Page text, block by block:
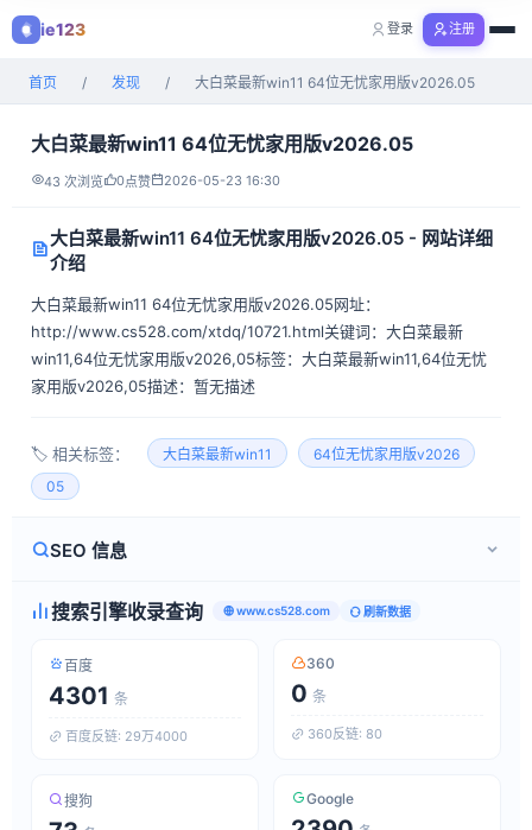
ie123
全部分类
登录 注册
首页 / 发现 / 大白菜最新win11 64位无忧家用版v2026.05
大白菜最新win11 64位无忧家用版v2026.05
43 次浏览 0点赞 2026-05-23 16:30
大白菜最新win11 64位无忧家用版v2026.05 - 网站详细
介绍
大白菜最新win11 64位无忧家用版v2026.05网址：
http://www.cs528.com/xtdq/10721.html关键词：大白菜最新
win11,64位无忧家用版v2026,05标签：大白菜最新win11,64位无忧
家用版v2026,05描述：暂无描述
🏷️ 相关标签： 大白菜最新win11
64位无忧家用版v2026
05
SEO 信息
搜索引擎收录查询 www.cs528.com 刷新数据
百度
4301 条
百度反链: 29万4000
360
0 条
360反链: 80
搜狗 Google